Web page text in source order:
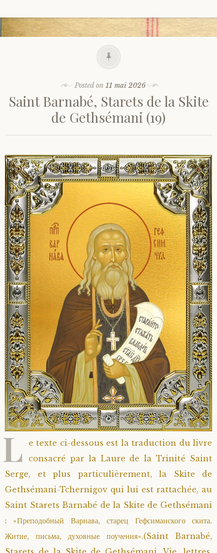
Posted on 11 mai 2026
Saint Barnabé, Starets de la Skite
de Gethsémani (19)
L
e texte ci-dessous est la traduction du livre
consacré par la Laure de la Trinité Saint
Serge, et plus particulièrement, la Skite de
Gethsémani-Tchernigov qui lui est rattachée, au
Saint Starets Barnabé de la Skite de Gethsémani
: «Преподобный Варнава, старец Гефсиманского скита.
Житие, письма, духовные поучения».(Saint Barnabé,